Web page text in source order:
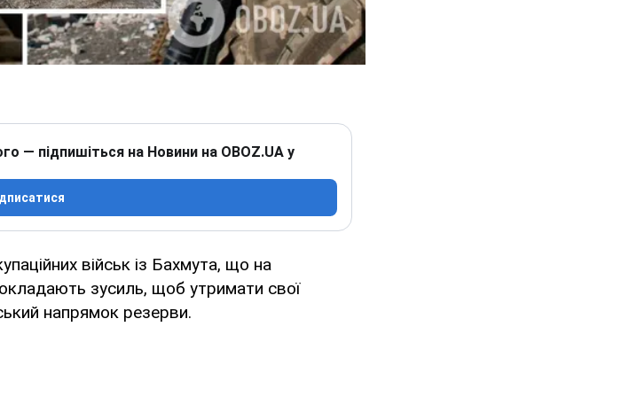
— підпишіться на Новини на OBOZ.UA у
військ із Бахмута, що на
зусиль, щоб утримати свої
напрямок резерви.